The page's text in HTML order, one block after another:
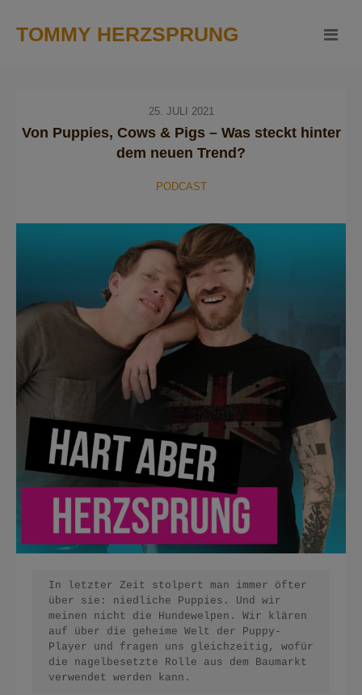
TOMMY HERZSPRUNG
25. JULI 2021
Von Puppies, Cows & Pigs – Was steckt hinter
dem neuen Trend?
PODCAST
In letzter Zeit stolpert man immer öfter
über sie: niedliche Puppies. Und wir
meinen nicht die Hundewelpen. Wir klären
auf über die geheime Welt der Puppy-
Player und fragen uns gleichzeitig, wofür
die nagelbesetzte Rolle aus dem Baumarkt
verwendet werden kann.